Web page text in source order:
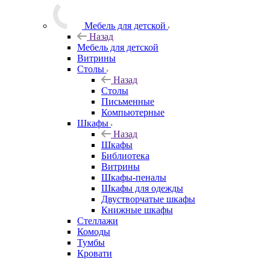
Мебель для детской
Назад
Мебель для детской
Витрины
Столы
Назад
Столы
Письменные
Компьютерные
Шкафы
Назад
Шкафы
Библиотека
Витрины
Шкафы-пеналы
Шкафы для одежды
Двустворчатые шкафы
Книжные шкафы
Стеллажи
Комоды
Тумбы
Кровати